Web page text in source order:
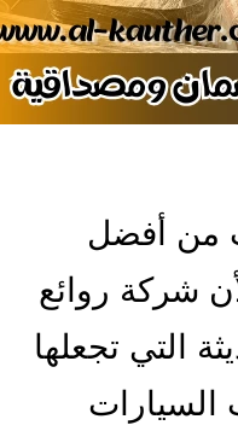
من أفضل
شركة روائع
التي تجعلها
السيارات